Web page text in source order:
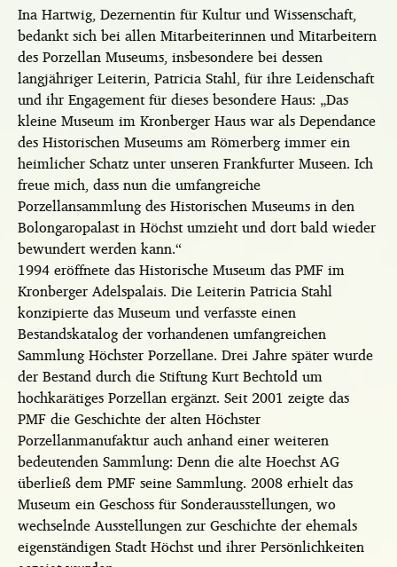
Ina Hartwig, Dezernentin für Kultur und Wissenschaft,
bedankt sich bei allen Mitarbeiterinnen und Mitarbeitern
des Porzellan Museums, insbesondere bei dessen
langjähriger Leiterin, Patricia Stahl, für ihre Leidenschaft
und ihr Engagement für dieses besondere Haus: „Das
kleine Museum im Kronberger Haus war als Dependance
des Historischen Museums am Römerberg immer ein
heimlicher Schatz unter unseren Frankfurter Museen. Ich
freue mich, dass nun die umfangreiche
Porzellansammlung des Historischen Museums in den
Bolongaropalast in Höchst umzieht und dort bald wieder
bewundert werden kann.“
1994 eröffnete das Historische Museum das PMF im
Kronberger Adelspalais. Die Leiterin Patricia Stahl
konzipierte das Museum und verfasste einen
Bestandskatalog der vorhandenen umfangreichen
Sammlung Höchster Porzellane. Drei Jahre später wurde
der Bestand durch die Stiftung Kurt Bechtold um
hochkarätiges Porzellan ergänzt. Seit 2001 zeigte das
PMF die Geschichte der alten Höchster
Porzellanmanufaktur auch anhand einer weiteren
bedeutenden Sammlung: Denn die alte Hoechst AG
überließ dem PMF seine Sammlung. 2008 erhielt das
Museum ein Geschoss für Sonderausstellungen, wo
wechselnde Ausstellungen zur Geschichte der ehemals
eigenständigen Stadt Höchst und ihrer Persönlichkeiten